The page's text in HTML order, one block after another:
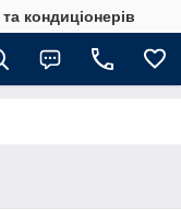
кондиціонерів